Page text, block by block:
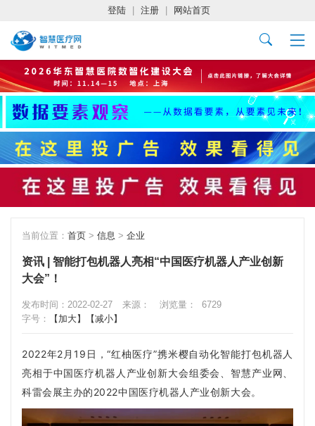
登陆 注册 网站首页
当前位置： 首页 > 信息 > 企业
资讯 | 智能打包机器人亮相“中国医疗机器人产业创新
大会”！
发布时间：2022-02-27 来源： 浏览量：
6729
字号：
【加大】 【减小】
2022年2月19日，“红柚医疗”携米樱自动化智能打包机器人
亮相于中国医疗机器人产业创新大会组委会、智慧产业网
科雷会展主办的2022中国医疗机器人产业创新大会。